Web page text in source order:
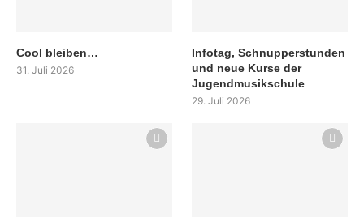
Cool bleiben…
31. Juli 2026
Infotag, Schnupperstunden
und neue Kurse der
Jugendmusikschule
29. Juli 2026